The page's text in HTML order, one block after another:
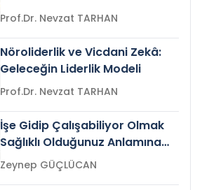
Prof.Dr. Nevzat TARHAN
Nöroliderlik ve Vicdani Zekâ:
Geleceğin Liderlik Modeli
Prof.Dr. Nevzat TARHAN
İşe Gidip Çalışabiliyor Olmak
Sağlıklı Olduğunuz Anlamına
Gelir mi?Zeynep GÜÇLÜCAN